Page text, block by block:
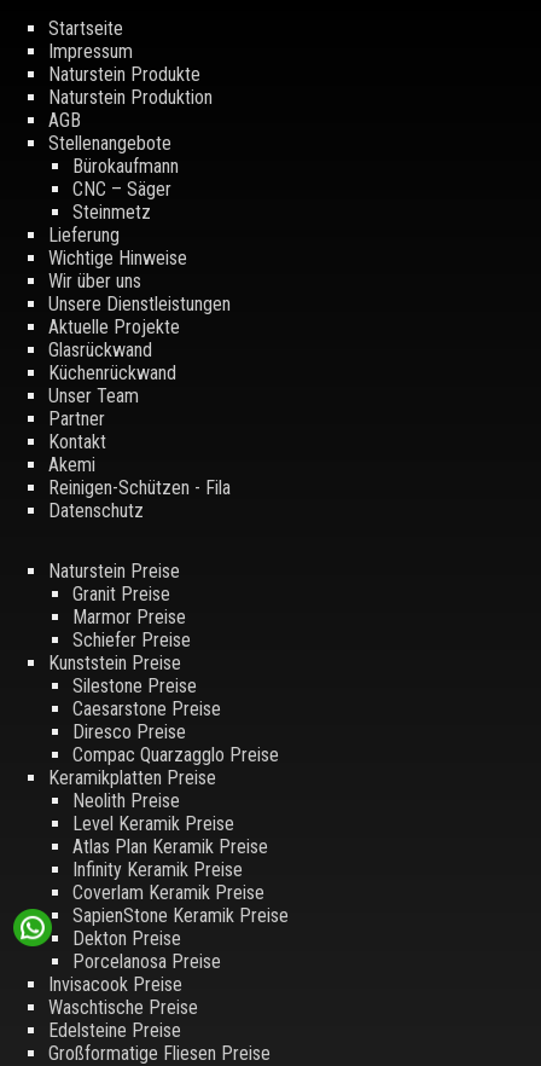
Startseite
Impressum
Naturstein Produkte
Naturstein Produktion
AGB
Stellenangebote
Bürokaufmann
CNC – Säger
Steinmetz
Lieferung
Wichtige Hinweise
Wir über uns
Unsere Dienstleistungen
Aktuelle Projekte
Glasrückwand
Küchenrückwand
Unser Team
Partner
Kontakt
Akemi
Reinigen-Schützen - Fila
Datenschutz
Naturstein Preise
Granit Preise
Marmor Preise
Schiefer Preise
Kunststein Preise
Silestone Preise
Caesarstone Preise
Diresco Preise
Compac Quarzagglo Preise
Keramikplatten Preise
Neolith Preise
Level Keramik Preise
Atlas Plan Keramik Preise
Infinity Keramik Preise
Coverlam Keramik Preise
SapienStone Keramik Preise
Dekton Preise
Porcelanosa Preise
Invisacook Preise
Waschtische Preise
Edelsteine Preise
Großformatige Fliesen Preise